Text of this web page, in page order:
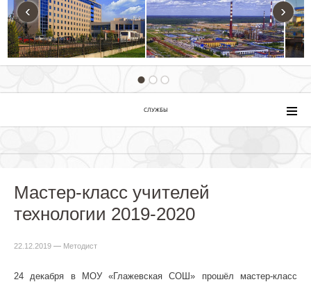
‹ ›
СЛУЖБЫ
Мастер-класс учителей
технологии 2019-2020
22.12.2019 — Методист
24 декабря в МОУ «Глажевская СОШ» прошёл мастер-класс